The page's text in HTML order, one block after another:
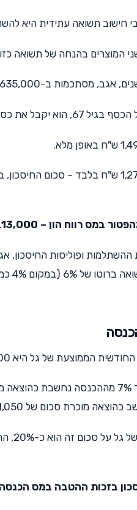
חישוב תשואה עתידית היא
שצבר בזכות התשואה הם 855,000 ש"ח.
המס על רווח הון באופן הבא:
רווח הון – 213,000 ש"ח.
את
הממוצעת של גל היא 15,000 ש"ח.
הפקדה לקרן השתלמות של עד 7%
ההטבה במס הכנסה הוא כ-